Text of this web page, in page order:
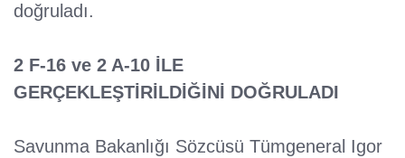
doğruladı.
2 F-16 ve 2 A-10 İLE
GERÇEKLEŞTİRİLDİĞİNİ DOĞRULADI
Savunma Bakanlığı Sözcüsü Tümgeneral Igor